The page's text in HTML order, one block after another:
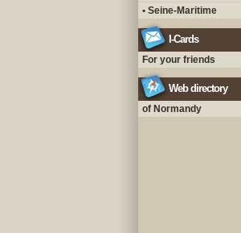
• Seine-Maritime
I-Cards
For your friends
Web directory
of Normandy